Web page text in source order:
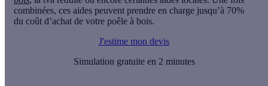
combinées, ces aides peuvent prendre en charge jusqu’à 70%
du coût d’achat de votre poêle à bois.
J'estime mon devis
Simulation gratuite en 2 minutes